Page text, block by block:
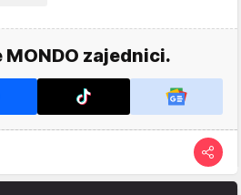
zajednici.